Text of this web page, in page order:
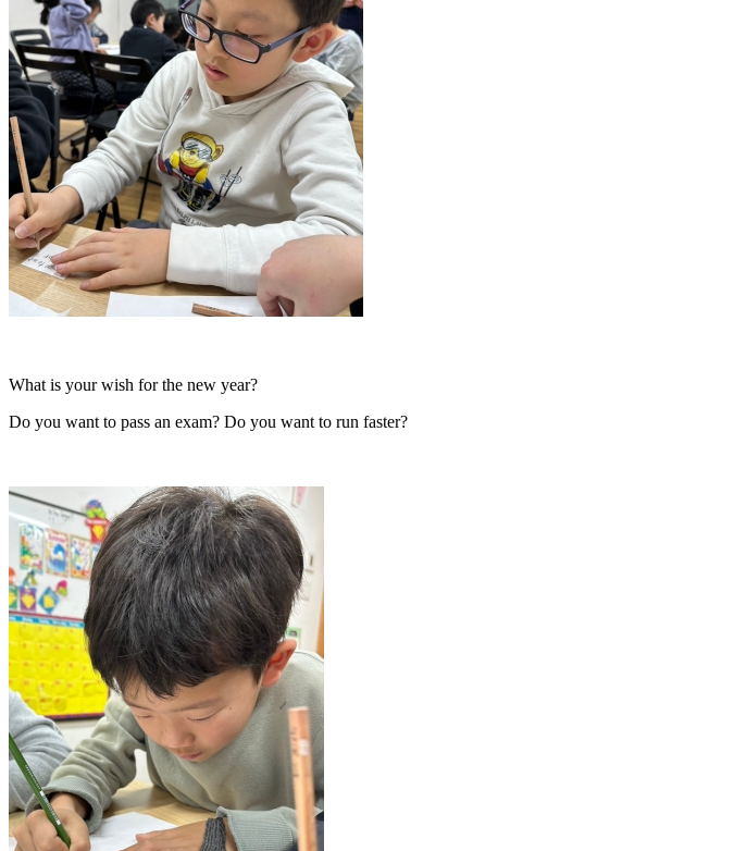
What is your wish for the new year?
Do you want to pass an exam? Do you want to run faster?